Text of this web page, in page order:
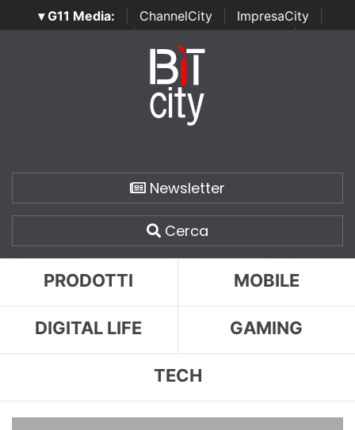
▾ G11 Media: ChannelCity ImpresaCity
SecurityOpenLab | Italian Channel Awards | Italian
Italian Security Awards
Newsletter
Cerca
PRODOTTI MOBILE
DIGITAL LIFE GAMING
TECH